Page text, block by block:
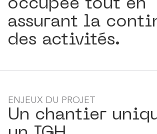
assurant la
des activités.
ENJEUX DU PROJET
Un chantier